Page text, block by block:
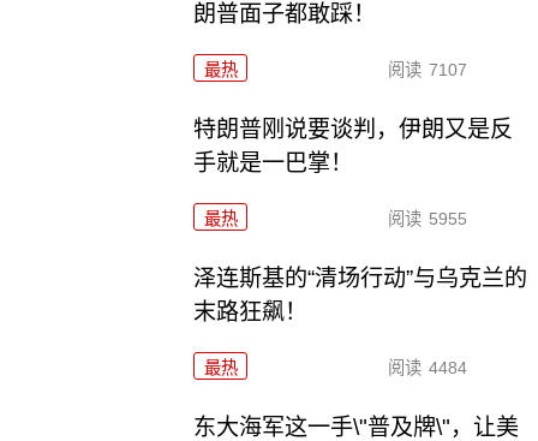
朗普面子都敢踩！
最热 阅读 7107
特朗普刚说要谈判，伊朗又是反
手就是一巴掌！
最热 阅读 5955
泽连斯基的“清场行动”与乌克兰的
末路狂飙！
最热 阅读 4484
东大海军这一手\"普及牌\"，让美